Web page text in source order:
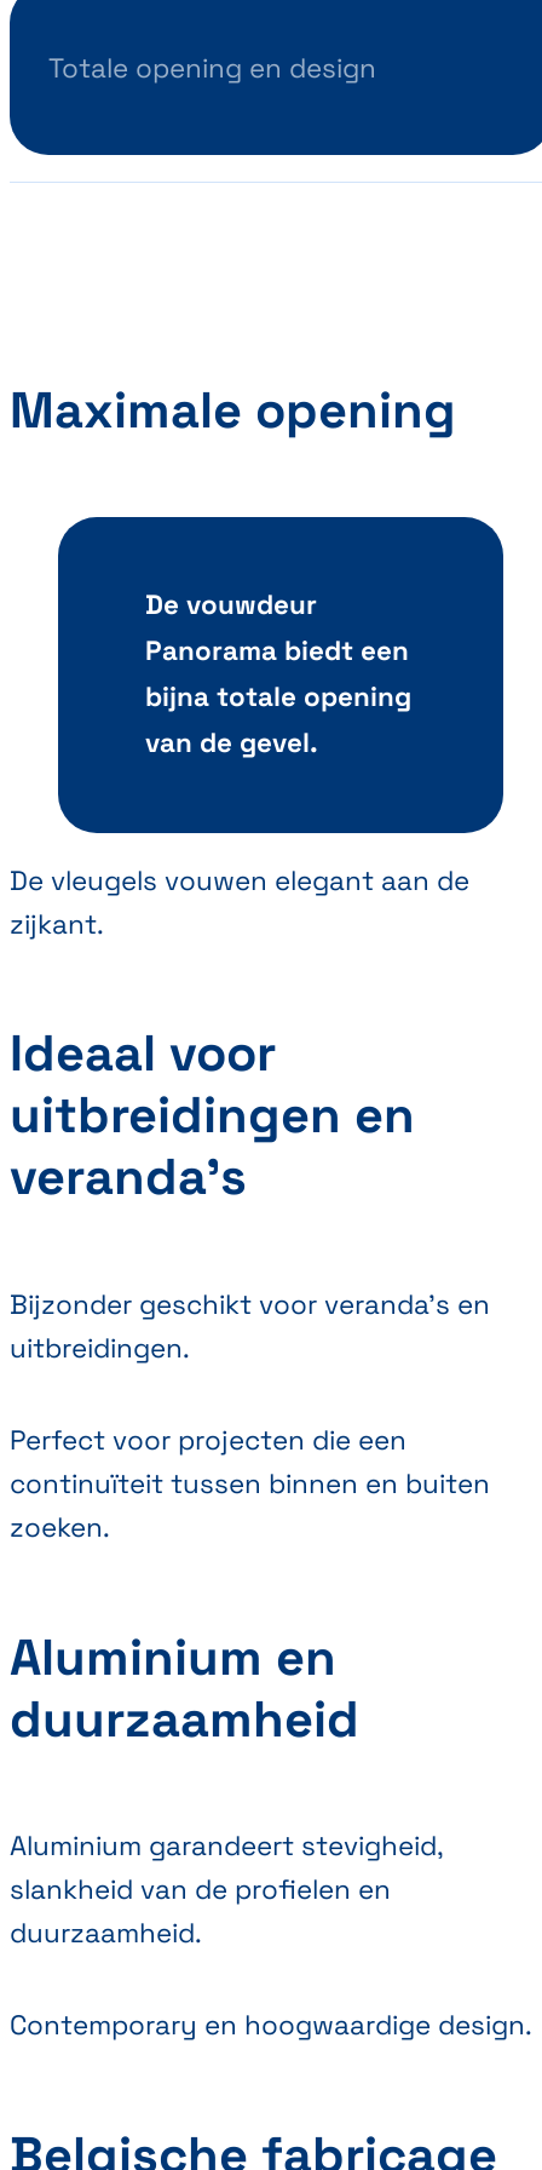
Totale opening en design
Maximale opening
De vouwdeur
Panorama biedt een
bijna totale opening
van de gevel.
De vleugels vouwen elegant aan de
zijkant.
Ideaal voor
uitbreidingen en
veranda's
Bijzonder geschikt voor veranda's en
uitbreidingen.
Perfect voor projecten die een
continuïteit tussen binnen en buiten
zoeken.
Aluminium en
duurzaamheid
Aluminium garandeert stevigheid,
slankheid van de profielen en
duurzaamheid.
Contemporary en hoogwaardige design.
Belgische fabricage